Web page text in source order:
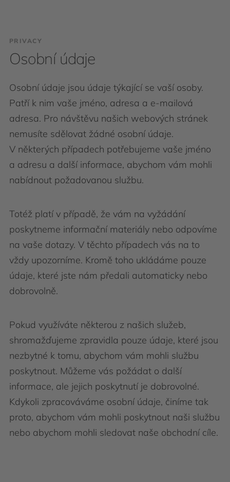
PRIVACY
Osobní údaje
Osobní údaje jsou údaje týkající se vaší osoby.
Patří k nim vaše jméno, adresa a e-mailová
adresa. Pro návštěvu našich webových stránek
nemusíte sdělovat žádné osobní údaje.
V některých případech potřebujeme vaše jméno
a adresu a další informace, abychom vám mohli
nabídnout požadovanou službu.
Totéž platí v případě, že vám na vyžádání
poskytneme informační materiály nebo odpovíme
na vaše dotazy. V těchto případech vás na to
vždy upozorníme. Kromě toho ukládáme pouze
údaje, které jste nám předali automaticky nebo
dobrovolně.
Pokud využíváte některou z našich služeb,
shromažďujeme zpravidla pouze údaje, které jsou
nezbytné k tomu, abychom vám mohli službu
poskytnout. Můžeme vás požádat o další
informace, ale jejich poskytnutí je dobrovolné.
Kdykoli zpracováváme osobní údaje, činíme tak
proto, abychom vám mohli poskytnout naši službu
nebo abychom mohli sledovat naše obchodní cíle.